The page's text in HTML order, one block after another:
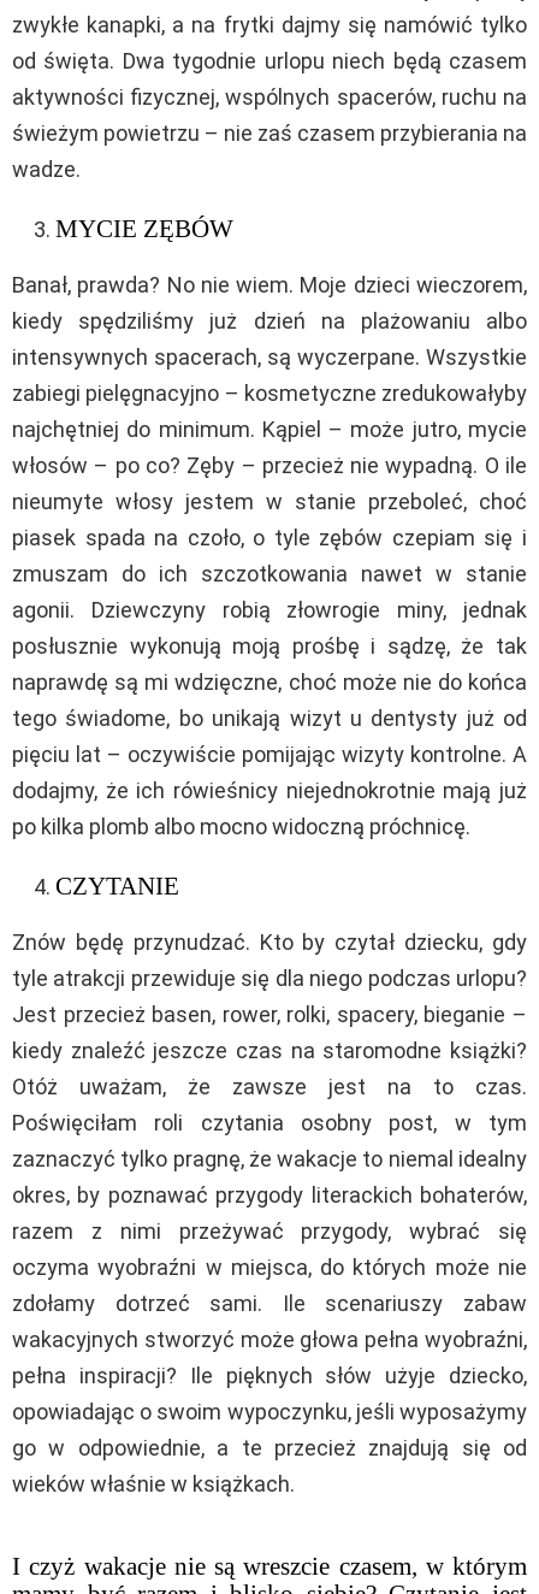
zwykłe kanapki, a na frytki dajmy się namówić tylko
od święta. Dwa tygodnie urlopu niech będą czasem
aktywności fizycznej, wspólnych spacerów, ruchu na
świeżym powietrzu – nie zaś czasem przybierania na
wadze.
MYCIE ZĘBÓW
Banał, prawda? No nie wiem. Moje dzieci wieczorem,
kiedy spędziliśmy już dzień na plażowaniu albo
intensywnych spacerach, są wyczerpane. Wszystkie
zabiegi pielęgnacyjno – kosmetyczne zredukowałyby
najchętniej do minimum. Kąpiel – może jutro, mycie
włosów – po co? Zęby – przecież nie wypadną. O ile
nieumyte włosy jestem w stanie przeboleć, choć
piasek spada na czoło, o tyle zębów czepiam się i
zmuszam do ich szczotkowania nawet w stanie
agonii. Dziewczyny robią złowrogie miny, jednak
posłusznie wykonują moją prośbę i sądzę, że tak
naprawdę są mi wdzięczne, choć może nie do końca
tego świadome, bo unikają wizyt u dentysty już od
pięciu lat – oczywiście pomijając wizyty kontrolne. A
dodajmy, że ich rówieśnicy niejednokrotnie mają już
po kilka plomb albo mocno widoczną próchnicę.
CZYTANIE
Znów będę przynudzać. Kto by czytał dziecku, gdy
tyle atrakcji przewiduje się dla niego podczas urlopu?
Jest przecież basen, rower, rolki, spacery, bieganie –
kiedy znaleźć jeszcze czas na staromodne książki?
Otóż uważam, że zawsze jest na to czas.
Poświęciłam roli czytania osobny post, w tym
zaznaczyć tylko pragnę, że wakacje to niemal idealny
okres, by poznawać przygody literackich bohaterów,
razem z nimi przeżywać przygody, wybrać się
oczyma wyobraźni w miejsca, do których może nie
zdołamy dotrzeć sami. Ile scenariuszy zabaw
wakacyjnych stworzyć może głowa pełna wyobraźni,
pełna inspiracji? Ile pięknych słów użyje dziecko,
opowiadając o swoim wypoczynku, jeśli wyposażymy
go w odpowiednie, a te przecież znajdują się od
wieków właśnie w książkach.
I czyż wakacje nie są wreszcie czasem, w którym